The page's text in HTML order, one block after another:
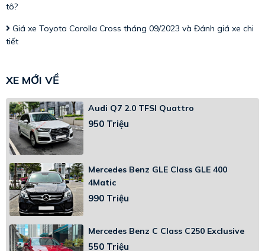
tô?
Giá xe Toyota Corolla Cross tháng 09/2023 và Đánh giá xe chi
tiết
XE MỚI VỀ
Audi Q7 2.0 TFSI Quattro
950 Triệu
Mercedes Benz GLE Class GLE 400
4Matic
990 Triệu
Mercedes Benz C Class C250 Exclusive
550 Triệu